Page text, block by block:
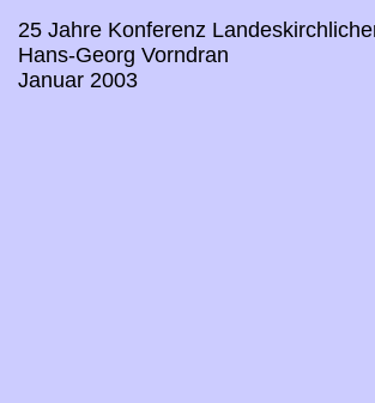
25 Jahre Konferenz
Hans-Georg Vorndran
Januar 2003